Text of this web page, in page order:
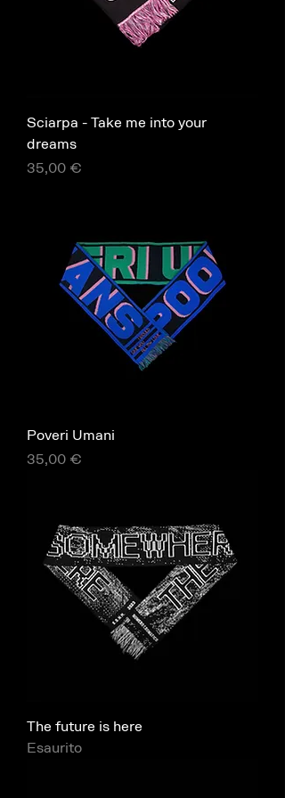
Sciarpa - Take me into your
dreams
Prezzo
35,00 €
Poveri Umani
Prezzo
35,00 €
The future is here
Esaurito